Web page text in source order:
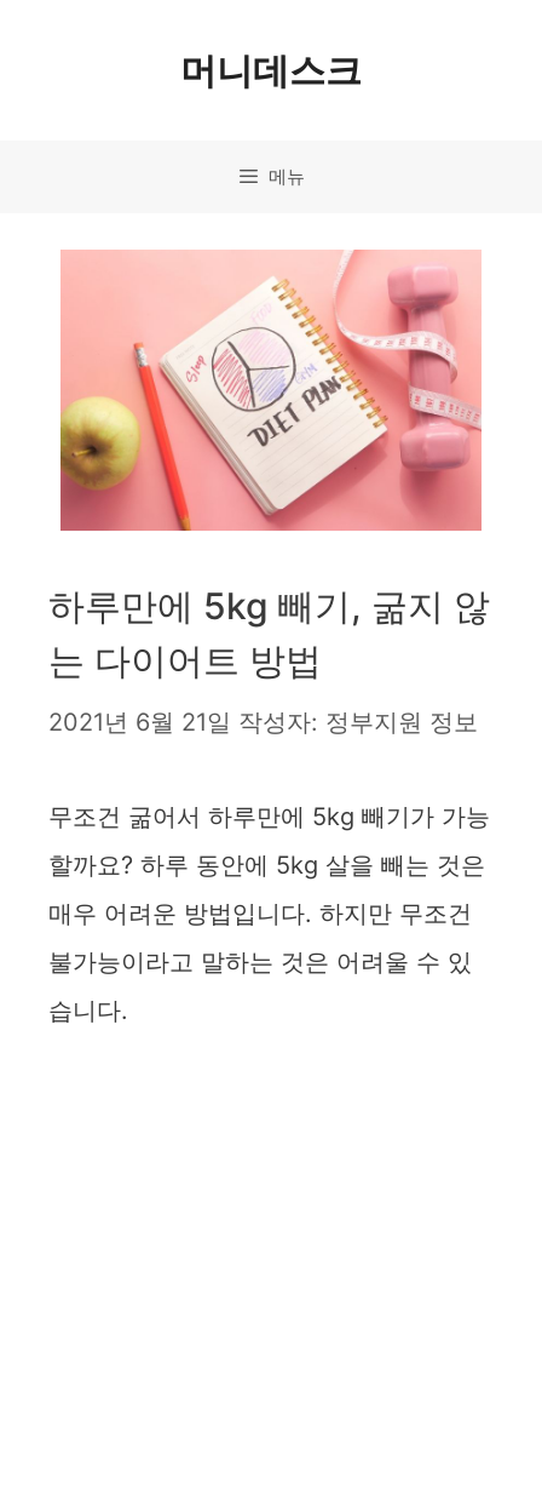
머니데스크
메뉴
하루만에 5kg 빼기, 굶지 않
는 다이어트 방법
2021년 6월 21일 작성자: 정부지원 정보
무조건 굶어서 하루만에 5kg 빼기가 가능
할까요? 하루 동안에 5kg 살을 빼는 것은
매우 어려운 방법입니다. 하지만 무조건
불가능이라고 말하는 것은 어려울 수 있
습니다.